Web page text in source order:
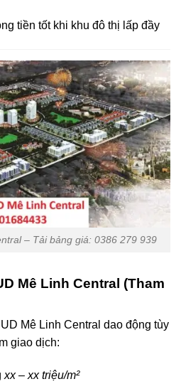
tiền tốt khi khu đô thị lấp đầy
– Tải bảng giá: 0386 279 939
Mê Linh Central (Tham
Mê Linh Central dao động tùy
giao dịch:
xx – xx triệu/m²